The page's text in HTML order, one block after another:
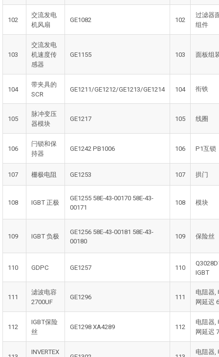
102
交流发电
机风扇
GE1082 102
过滤器
组件
103
交流发电
机速度传
感器
GE1155 103 面板组
104
带夹具的
SCR
GE1211/GE1212/GE1213/GE1214 104 衔铁
105
脉冲变压
器模块
GE1217 105 线圈
106
闩锁和保
持器
GE1242 PB1006 106 P1互锁
107 栅极电阻 GE1253 107 拱门
108 IGBT 正极
GE1255 58E-43-00170 58E-43-
00171
108 模块
109 IGBT 负极
GE1256 58E-43-00181 58E-43-
00180
109 保险丝
110 GDPC GE1257 110
IGBT
111
滤波电容
2700UF
GE1296 111
电阻器,
网延迟
112
IGBT保险
丝
GE1298 XA4289 112
电阻器,
网延迟
INVERTEX 电阻器,